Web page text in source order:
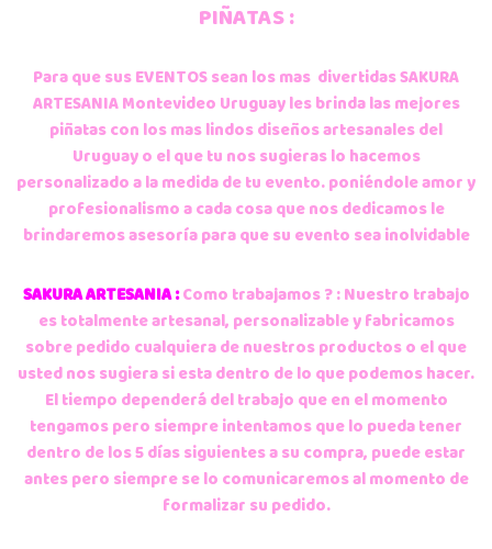
PIÑATAS :
Para que sus EVENTOS sean los mas divertidas SAKURA
ARTESANIA Montevideo Uruguay les brinda las mejores
piñatas con los mas lindos diseños artesanales del
Uruguay o el que tu nos sugieras lo hacemos
personalizado a la medida de tu evento. poniéndole amor y
profesionalismo a cada cosa que nos dedicamos le
brindaremos asesoría para que su evento sea inolvidable
SAKURA ARTESANIA :Como trabajamos ? : Nuestro trabajo
es totalmente artesanal, personalizable y fabricamos
sobre pedido cualquiera de nuestros productos o el que
usted nos sugiera si esta dentro de lo que podemos hacer.
El tiempo dependerá del trabajo que en el momento
tengamos pero siempre intentamos que lo pueda tener
dentro de los 5 días siguientes a su compra, puede estar
antes pero siempre se lo comunicaremos al momento de
formalizar su pedido.